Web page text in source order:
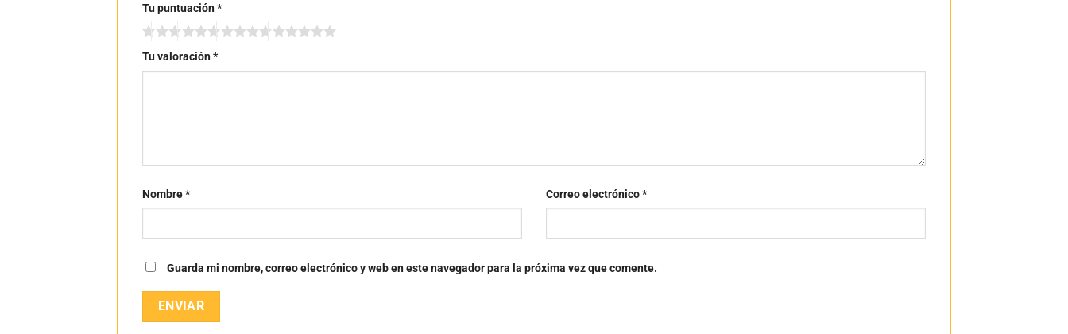
Tu puntuación*
Tu valoración*
Nombre* Correo electrónico*
Guarda mi nombre, correo electrónico y web en este navegador para la próxima vez que comente.